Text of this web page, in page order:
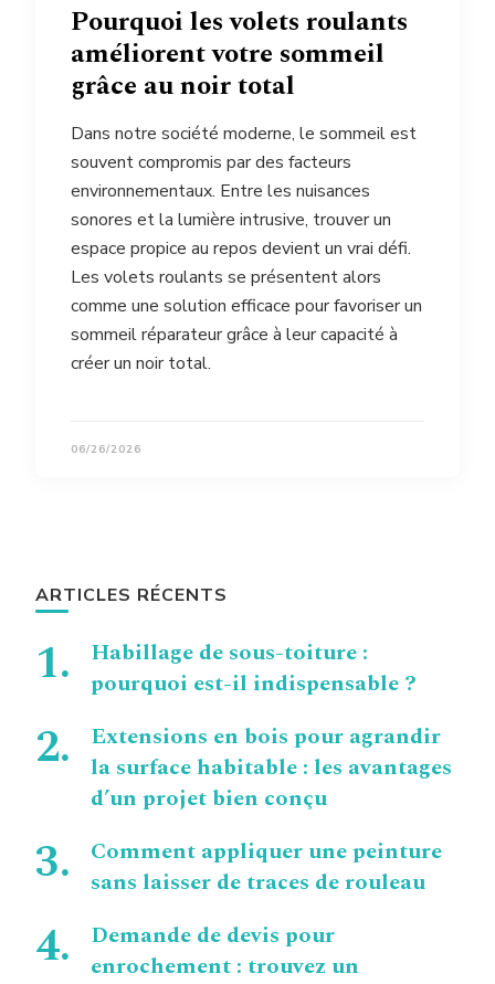
Pourquoi les volets roulants
améliorent votre sommeil
grâce au noir total
Dans notre société moderne, le sommeil est
souvent compromis par des facteurs
environnementaux. Entre les nuisances
sonores et la lumière intrusive, trouver un
espace propice au repos devient un vrai défi.
Les volets roulants se présentent alors
comme une solution efficace pour favoriser un
sommeil réparateur grâce à leur capacité à
créer un noir total.
06/26/2026
ARTICLES RÉCENTS
Habillage de sous-toiture :
pourquoi est-il indispensable ?
Extensions en bois pour agrandir
la surface habitable : les avantages
d’un projet bien conçu
Comment appliquer une peinture
sans laisser de traces de rouleau
Demande de devis pour
enrochement : trouvez un